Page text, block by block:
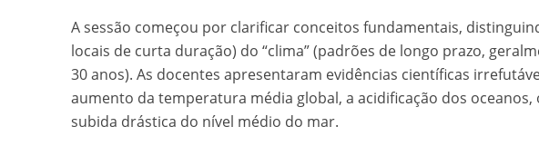
A sessão começou por clarificar conceitos fundamentais,
locais de curta duração) do “clima” (padrões de longo prazo,
30 anos). As docentes apresentaram evidências científicas
aumento da temperatura média global, a acidificação dos oceanos,
subida drástica do nível médio do mar.